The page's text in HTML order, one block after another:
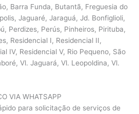
Barra Funda, Butantã, Freguesia do
Jaguaré, Jaraguá, Jd. Bonfiglioli,
Perdizes, Perús, Pinheiros, Pirituba,
Residencial I, Residencial II,
IV, Residencial V, Rio Pequeno, São
Vl. Jaguará, Vl. Leopoldina, Vl.
VIA WHATSAPP
para solicitação de serviços de